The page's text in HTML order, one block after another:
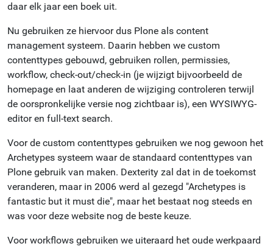
daar elk jaar een boek uit.
Nu gebruiken ze hiervoor dus Plone als content
management systeem. Daarin hebben we custom
contenttypes gebouwd, gebruiken rollen, permissies,
workflow, check-out/check-in (je wijzigt bijvoorbeeld de
homepage en laat anderen de wijziging controleren terwijl
de oorspronkelijke versie nog zichtbaar is), een WYSIWYG-
editor en full-text search.
Voor de custom contenttypes gebruiken we nog gewoon het
Archetypes systeem waar de standaard contenttypes van
Plone gebruik van maken. Dexterity zal dat in de toekomst
veranderen, maar in 2006 werd al gezegd "Archetypes is
fantastic but it must die", maar het bestaat nog steeds en
was voor deze website nog de beste keuze.
Voor workflows gebruiken we uiteraard het oude werkpaard